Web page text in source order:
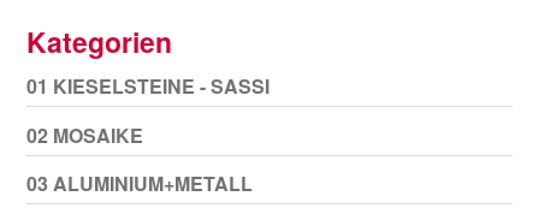
Kategorien
01 KIESELSTEINE - SASSI
02 MOSAIKE
03 ALUMINIUM+METALL